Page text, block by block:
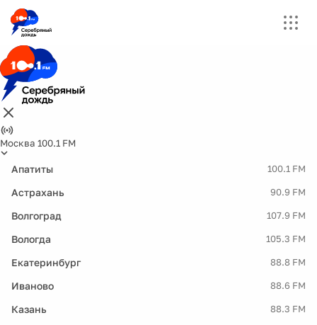
Москва 100.1 FM
Апатиты 100.1 FM
Астрахань 90.9 FM
Волгоград 107.9 FM
Вологда 105.3 FM
Екатеринбург 88.8 FM
Иваново 88.6 FM
Казань 88.3 FM